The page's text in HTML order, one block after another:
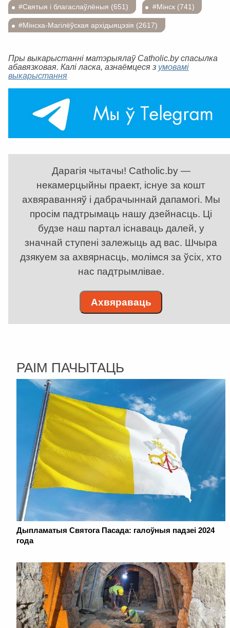
#Святыя і благаслаўлёныя (651) #Мінск (741)
#Мінска-Магілёўская архідыяцэзія (2617)
Пры выкарыстанні матэрыялаў Catholic.by спасылка
абавязковая. Калі ласка, азнаёмцеся з умовамі
выкарыстання
Дарагія чытачы! Catholic.by —
некамерцыйны праект, існуе за кошт
ахвяраванняў і дабрачыннай дапамогі. Мы
просім падтрымаць нашу дзейнасць. Ці
будзе наш партал існаваць далей, у
значнай ступені залежыць ад вас. Шчыра
дзякуем за ахвярнасць, молімся за ўсіх, хто
нас падтрымлівае.
Ахвяраваць
РАІМ ПАЧЫТАЦЬ
Дыпламатыя Святога Пасада: галоўныя падзеі 2024
года